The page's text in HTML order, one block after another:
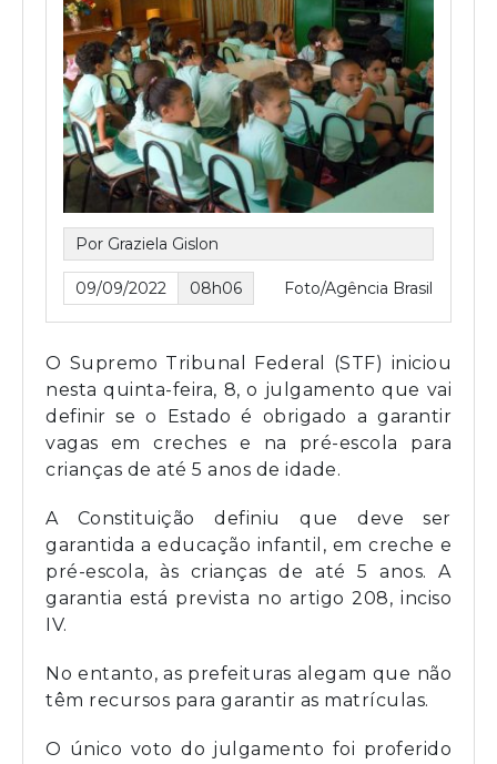
Por Graziela Gislon
09/09/2022 08h06 Foto/Agência Brasil
O Supremo Tribunal Federal (STF) iniciou
nesta quinta-feira, 8, o julgamento que vai
definir se o Estado é obrigado a garantir
vagas em creches e na pré-escola para
crianças de até 5 anos de idade.
A Constituição definiu que deve ser
garantida a educação infantil, em creche e
pré-escola, às crianças de até 5 anos. A
garantia está prevista no artigo 208, inciso
IV.
No entanto, as prefeituras alegam que não
têm recursos para garantir as matrículas.
O único voto do julgamento foi proferido